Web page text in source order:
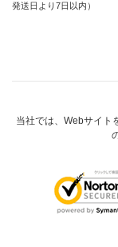
発送日より7日以内）
当社では、Webサイト